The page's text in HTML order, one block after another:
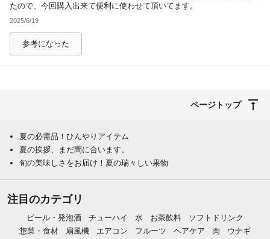
たので、今回購入出来て便利に使わせて頂いてます。
2025/6/19
参考になった
ページトップ
夏の必需品！ひんやりアイテム
夏の挨拶、まだ間に合います。
旬の美味しさをお届け！夏の瑞々しい果物
注目のカテゴリ
ビール・発泡酒 チューハイ 水 お茶飲料
ソフトドリンク
惣菜・食材
扇風機 エアコン フルーツ ヘアケア 肉 ウナギ